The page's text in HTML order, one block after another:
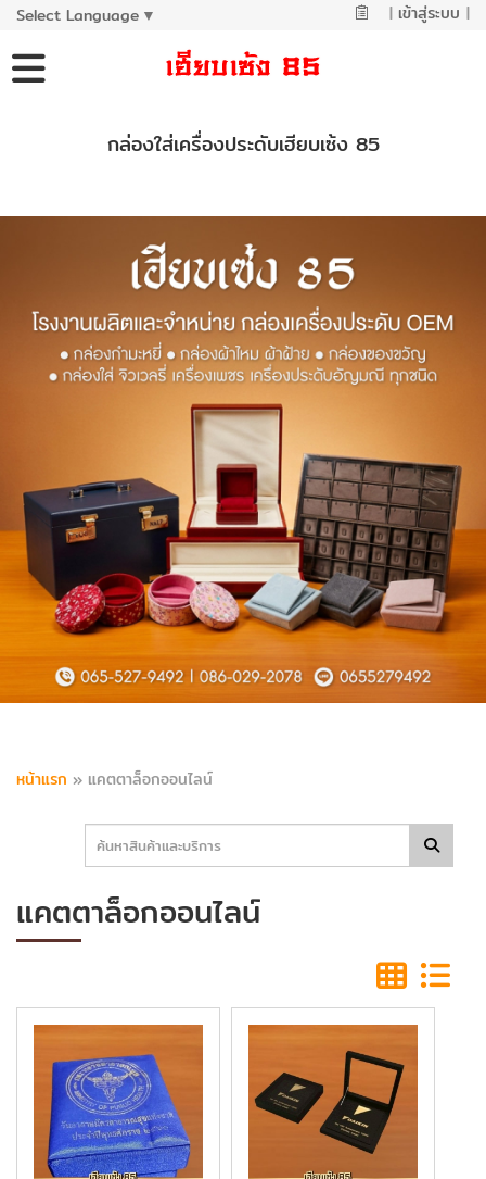
Select Language ▼ | เข้าสู่ระบบ |
กล่องใส่เครื่องประดับเฮียบเซ้ง 85
หน้าแรก » แคตตาล็อกออนไลน์
แคตตาล็อกออนไลน์